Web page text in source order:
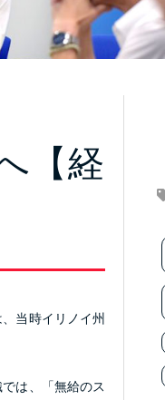
【経
当時イリノイ州
は、「無給のス